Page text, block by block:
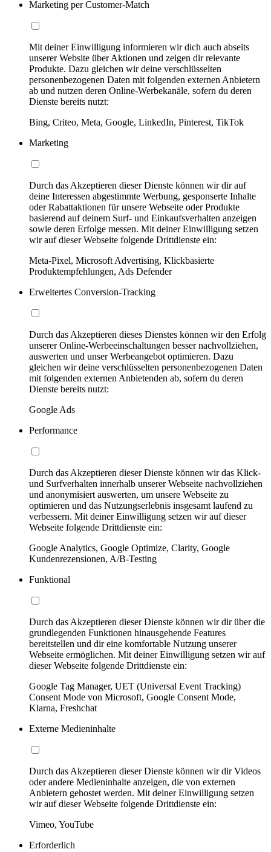
Marketing per Customer-Match
Mit deiner Einwilligung informieren wir dich auch abseits
unserer Website über Aktionen und zeigen dir relevante
Produkte. Dazu gleichen wir deine verschlüsselten
personenbezogenen Daten mit folgenden externen Anbietern
ab und nutzen deren Online-Werbekanäle, sofern du deren
Dienste bereits nutzt:
Bing, Criteo, Meta, Google, LinkedIn, Pinterest, TikTok
Marketing
Durch das Akzeptieren dieser Dienste können wir dir auf
deine Interessen abgestimmte Werbung, gesponserte Inhalte
oder Rabattaktionen für unsere Webseite oder Produkte
basierend auf deinem Surf- und Einkaufsverhalten anzeigen
sowie deren Erfolge messen. Mit deiner Einwilligung setzen
wir auf dieser Webseite folgende Drittdienste ein:
Meta-Pixel, Microsoft Advertising, Klickbasierte
Produktempfehlungen, Ads Defender
Erweitertes Conversion-Tracking
Durch das Akzeptieren dieses Dienstes können wir den Erfolg
unserer Online-Werbeeinschaltungen besser nachvollziehen,
auswerten und unser Werbeangebot optimieren. Dazu
gleichen wir deine verschlüsselten personenbezogenen Daten
mit folgenden externen Anbietenden ab, sofern du deren
Dienste bereits nutzt:
Google Ads
Performance
Durch das Akzeptieren dieser Dienste können wir das Klick-
und Surfverhalten innerhalb unserer Webseite nachvollziehen
und anonymisiert auswerten, um unsere Webseite zu
optimieren und das Nutzungserlebnis insgesamt laufend zu
verbessern. Mit deiner Einwilligung setzen wir auf dieser
Webseite folgende Drittdienste ein:
Google Analytics, Google Optimize, Clarity, Google
Kundenrezensionen, A/B-Testing
Funktional
Durch das Akzeptieren dieser Dienste können wir dir über die
grundlegenden Funktionen hinausgehende Features
bereitstellen und dir eine komfortable Nutzung unserer
Webseite ermöglichen. Mit deiner Einwilligung setzen wir auf
dieser Webseite folgende Drittdienste ein:
Google Tag Manager, UET (Universal Event Tracking)
Consent Mode von Microsoft, Google Consent Mode,
Klarna, Freshchat
Externe Medieninhalte
Durch das Akzeptieren dieser Dienste können wir dir Videos
oder andere Medieninhalte anzeigen, die von externen
Anbietern gehostet werden. Mit deiner Einwilligung setzen
wir auf dieser Webseite folgende Drittdienste ein:
Vimeo, YouTube
Erforderlich